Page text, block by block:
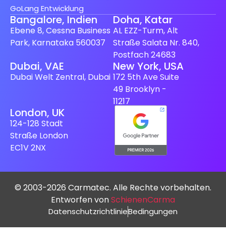
GoLang Entwicklung
Bangalore, Indien
Ebene 8, Cessna Business
Park, Karnataka 560037
Doha, Katar
AL EZZ-Turm, Alt
Straße Salata Nr. 840,
Postfach 24683
Dubai, VAE
Dubai Welt Zentral, Dubai
New York, USA
172 5th Ave Suite
49 Brooklyn -
11217
London, UK
124-128 Stadt
Straße London
EC1V 2NX
© 2003-2026 Carmatec. Alle Rechte vorbehalten.
Entworfen vonSchienenCarma
DatenschutzrichtlinieBedingungen